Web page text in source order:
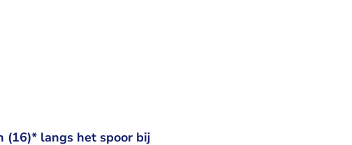
(16)* langs het spoor bij